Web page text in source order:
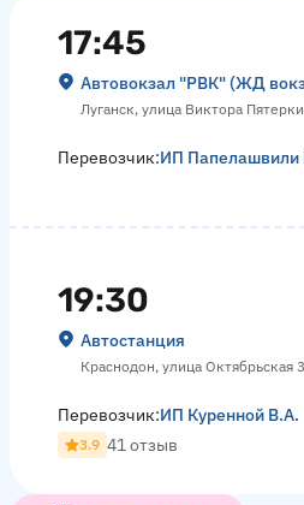
17:45
Автовокзал "РВК" (ЖД
Луганск, улица Виктора
Перевозчик:ИП Папелашвили
19:30
Автостанция
Краснодон, улица Октябрьская 3
Перевозчик:ИП Куренной В.А.
3.9 41 отзыв